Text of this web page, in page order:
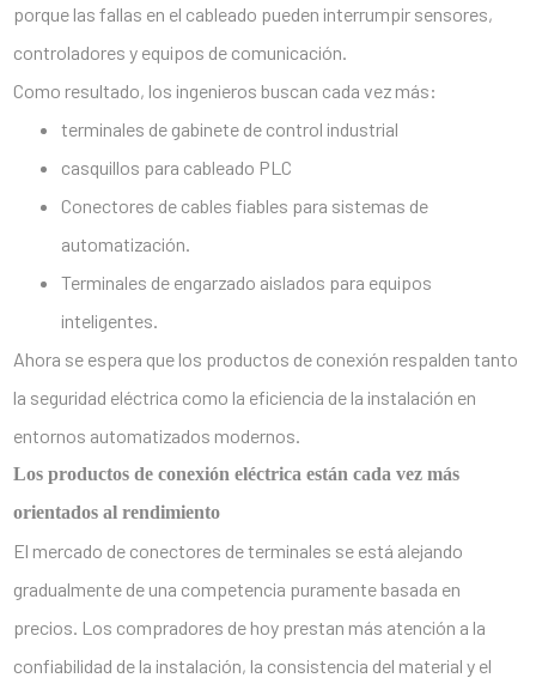
porque las fallas en el cableado pueden interrumpir sensores,
controladores y equipos de comunicación.
Como resultado, los ingenieros buscan cada vez más:
terminales de gabinete de control industrial
casquillos para cableado PLC
Conectores de cables fiables para sistemas de
automatización.
Terminales de engarzado aislados para equipos
inteligentes.
Ahora se espera que los productos de conexión respalden tanto
la seguridad eléctrica como la eficiencia de la instalación en
entornos automatizados modernos.
Los productos de conexión eléctrica están cada vez más
orientados al rendimiento
El mercado de conectores de terminales se está alejando
gradualmente de una competencia puramente basada en
precios. Los compradores de hoy prestan más atención a la
confiabilidad de la instalación, la consistencia del material y el